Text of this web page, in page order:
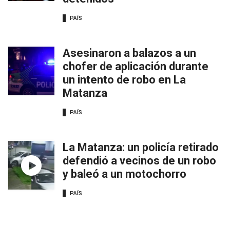
PAÍS
Asesinaron a balazos a un
chofer de aplicación durante
un intento de robo en La
Matanza
PAÍS
La Matanza: un policía retirado
defendió a vecinos de un robo
y baleó a un motochorro
PAÍS